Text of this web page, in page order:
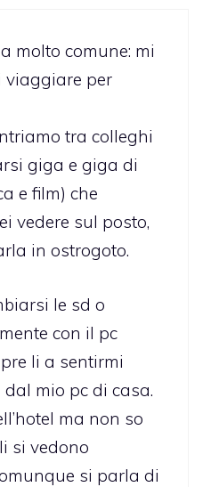
molto comune: mi
viaggiare per
tra colleghi
giga e giga di
e film) che
vedere sul posto,
in ostrogoto.
le sd o
con il pc
li a sentirmi
dal mio pc di casa.
ma non so
si vedono
si parla di